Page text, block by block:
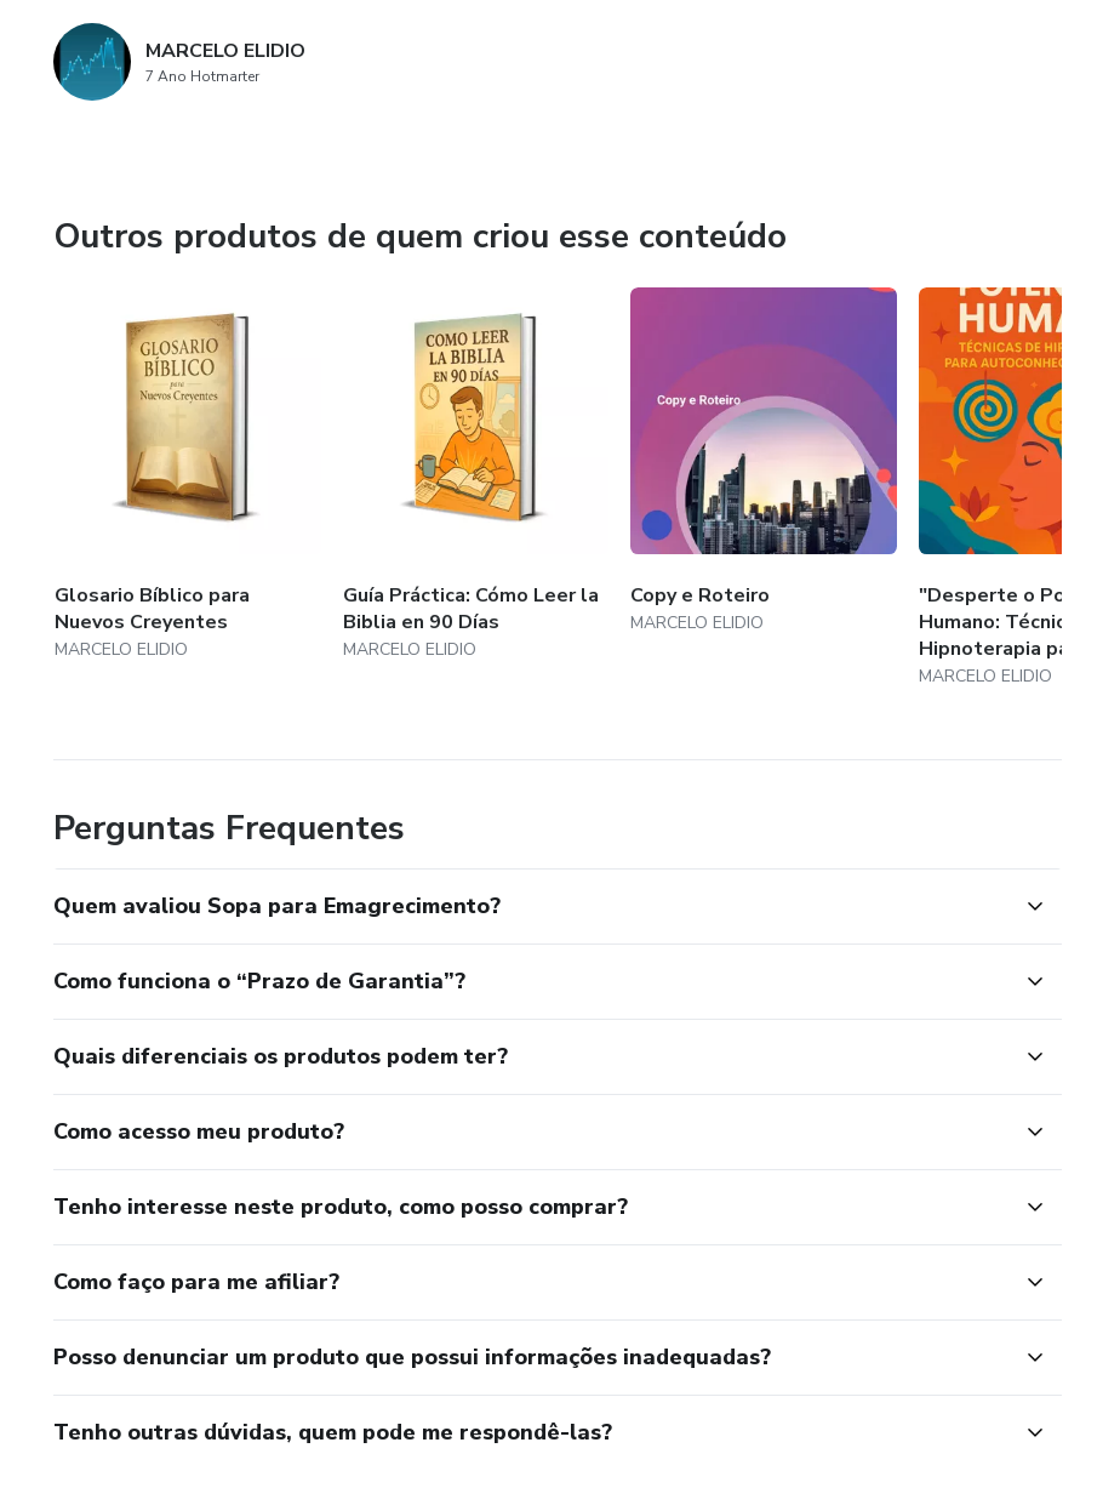
MARCELO ELIDIO
7 Ano Hotmarter
Outros produtos de quem criou esse conteúdo
Glosario Bíblico para
Nuevos Creyentes
MARCELO ELIDIO
Guía Práctica: Cómo Leer la
Biblia en 90 Días
MARCELO ELIDIO
Copy e Roteiro
MARCELO ELIDIO
"Desperte o Potencial
Humano: Técnicas de
Hipnoterapia para...
MARCELO ELIDIO
Perguntas Frequentes
Quem avaliou Sopa para Emagrecimento?
Como funciona o “Prazo de Garantia”?
Quais diferenciais os produtos podem ter?
Como acesso meu produto?
Tenho interesse neste produto, como posso comprar?
Como faço para me afiliar?
Posso denunciar um produto que possui informações inadequadas?
Tenho outras dúvidas, quem pode me respondê-las?